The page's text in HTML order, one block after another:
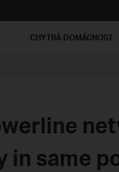
CHYTRÁ DOMÁCNOST
in same